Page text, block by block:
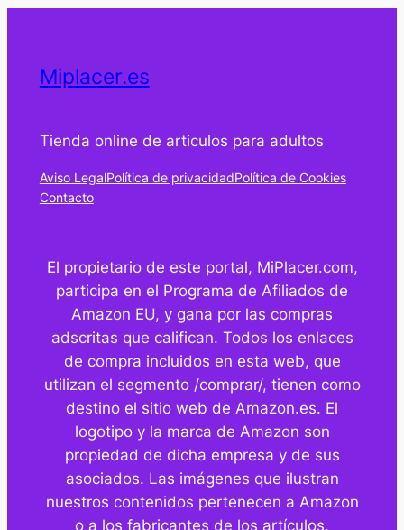
Miplacer.es
Tienda online de articulos para adultos
Aviso LegalPolítica de privacidadPolítica de Cookies
Contacto
El propietario de este portal, MiPlacer.com,
participa en el Programa de Afiliados de
Amazon EU, y gana por las compras
adscritas que califican. Todos los enlaces
de compra incluidos en esta web, que
utilizan el segmento /comprar/, tienen como
destino el sitio web de Amazon.es. El
logotipo y la marca de Amazon son
propiedad de dicha empresa y de sus
asociados. Las imágenes que ilustran
nuestros contenidos pertenecen a Amazon
o a los fabricantes de los artículos.